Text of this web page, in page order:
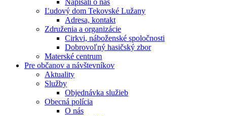
Napísali o nás
Ľudový dom Tekovské Lužany
Adresa, kontakt
Združenia a organizácie
Cirkvi, náboženské spoločnosti
Dobrovoľný hasičský zbor
Materské centrum
Pre občanov a návštevníkov
Aktuality
Služby
Objednávka služieb
Obecná polícia
O nás